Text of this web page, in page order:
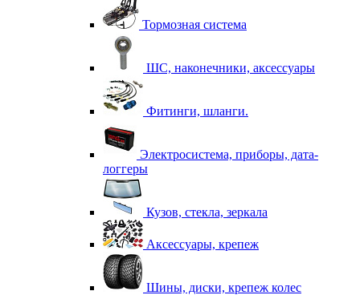
Тормозная система
ШС, наконечники, аксессуары
Фитинги, шланги.
Электросистема, приборы, дата-
логгеры
Кузов, стекла, зеркала
Аксессуары, крепеж
Шины, диски, крепеж колес